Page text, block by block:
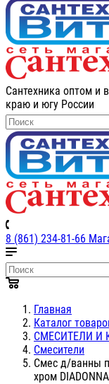
Сантехника оптом и
краю и югу России
8 (861) 234-81-66
Главная
Каталог
СМЕСИТЕЛИ И
Смесители
Смес д/ванны
хром